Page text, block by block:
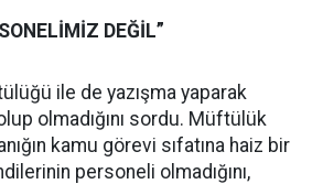
DEĞİL”
ile de yazışma yaparak
olmadığını sordu. Müftülük
kamu görevi sıfatına haiz bir
personeli olmadığını,